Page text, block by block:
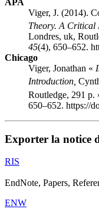
APA
Viger, J. (2014).
Theory. A Critical
Londres, uk,
45(4), 650–652.
Chicago
Viger, Jonathan «
Introduction,
Routledge, 291 p.
650–652. https://
Exporter la notice
RIS
EndNote, Papers,
ENW